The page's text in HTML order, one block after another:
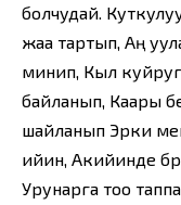
болчудай.
жаа тартып, Аң
минип, Кыл
байланып, Каары
шайланып Эрки
ийин, Акийинде
Урунарга тоо